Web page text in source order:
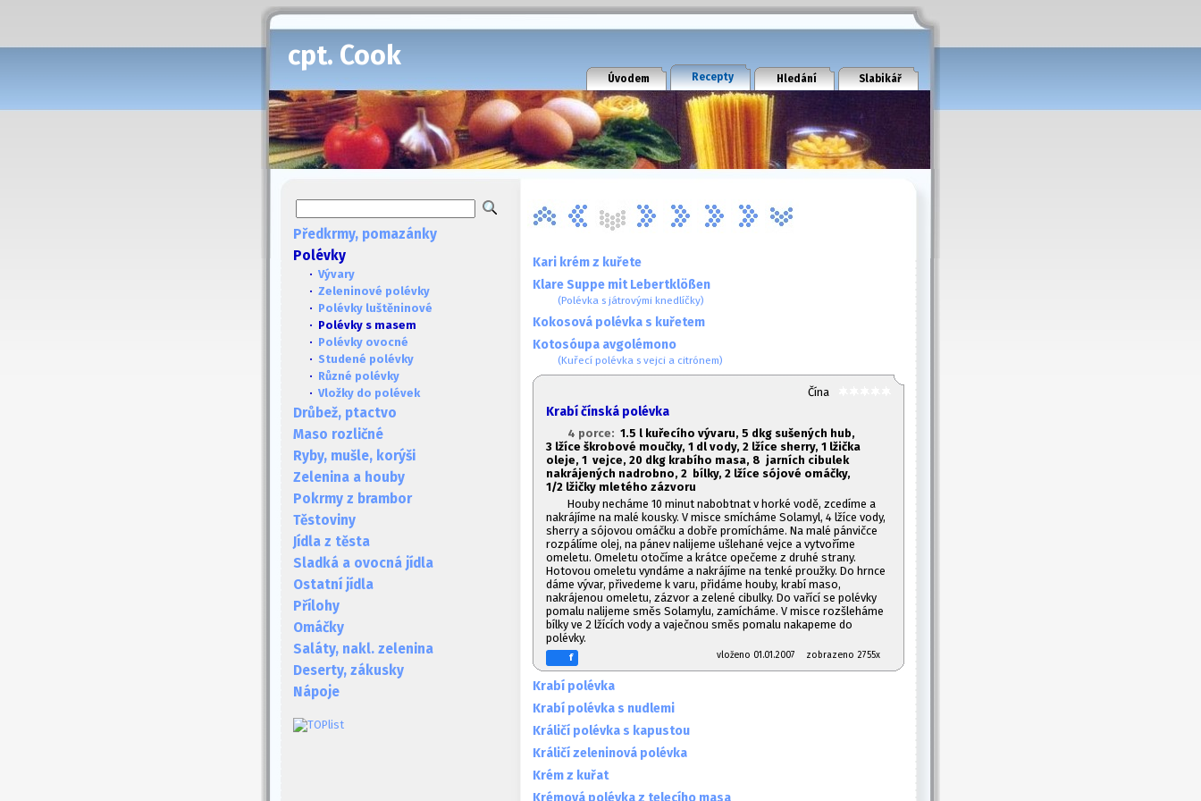
cpt. Cook
Úvodem Recepty Hledání Slabikář
Předkrmy, pomazánky
Polévky
· Vývary
· Zeleninové polévky
· Polévky luštěninové
· Polévky s masem
· Polévky ovocné
· Studené polévky
· Různé polévky
· Vložky do polévek
Drůbež, ptactvo
Maso rozličné
Ryby, mušle, korýši
Zelenina a houby
Pokrmy z brambor
Těstoviny
Jídla z těsta
Sladká a ovocná jídla
Ostatní jídla
Přílohy
Omáčky
Saláty, nakl. zelenina
Deserty, zákusky
Nápoje
Kari krém z kuřete
Klare Suppe mit Lebertklößen
(Polévka s játrovými knedlíčky)
Kokosová polévka s kuřetem
Kotosóupa avgolémono
(Kuřecí polévka s vejci a citrónem)
Čína
Krabí čínská polévka
4 porce: 1.5 l kuřecího vývaru, 5 dkg sušených hub,
3 lžíce škrobové moučky, 1 dl vody, 2 lžíce sherry, 1 lžička
oleje, 1 vejce, 20 dkg krabího masa, 8 jarních cibulek
nakrájených nadrobno, 2 bílky, 2 lžíce sójové omáčky,
1/2 lžičky mletého zázvoru
Houby necháme 10 minut nabobtnat v horké vodě, zcedíme a
nakrájíme na malé kousky. V misce smícháme Solamyl, 4 lžíce vody,
sherry a sójovou omáčku a dobře promícháme. Na malé pánvičce
rozpálíme olej, na pánev nalijeme ušlehané vejce a vytvoříme
omeletu. Omeletu otočíme a krátce opečeme z druhé strany.
Hotovou omeletu vyndáme a nakrájíme na tenké proužky. Do hrnce
dáme vývar, přivedeme k varu, přidáme houby, krabí maso,
nakrájenou omeletu, zázvor a zelené cibulky. Do vařící se polévky
pomalu nalijeme směs Solamylu, zamícháme. V misce rozšleháme
bílky ve 2 lžících vody a vaječnou směs pomalu nakapeme do
polévky.
f vloženo 01.01.2007 zobrazeno 2755x
Krabí polévka
Krabí polévka s nudlemi
Králičí polévka s kapustou
Králičí zeleninová polévka
Krém z kuřat
Krémová polévka z telecího masa